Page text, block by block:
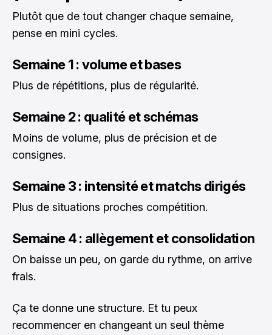
Plutôt que de tout changer chaque semaine,
pense en mini cycles.
Semaine 1 : volume et bases
Plus de répétitions, plus de régularité.
Semaine 2 : qualité et schémas
Moins de volume, plus de précision et de
consignes.
Semaine 3 : intensité et matchs dirigés
Plus de situations proches compétition.
Semaine 4 : allègement et consolidation
On baisse un peu, on garde du rythme, on arrive
frais.
Ça te donne une structure. Et tu peux
recommencer en changeant un seul thème